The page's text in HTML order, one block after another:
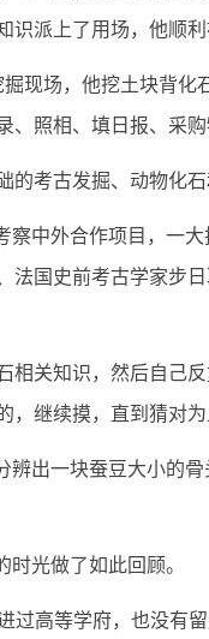
派上了用场，他顺利
场，他挖土块背化
照相、填日报、采
考古发掘、动物化石
外合作项目，一
国史前考古学家步
关知识，然后自己
继续摸，直到猜对为
一块蚕豆大小的骨
光做了如此回顾。
等学府，也没有留